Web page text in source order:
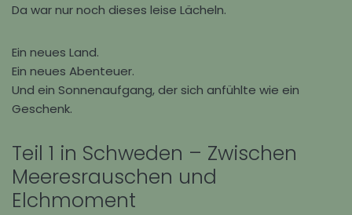
Da war nur noch dieses leise Lächeln.
Ein neues Land.
Ein neues Abenteuer.
Und ein Sonnenaufgang, der sich anfühlte wie ein
Geschenk.
Teil 1 in Schweden – Zwischen
Meeresrauschen und
Elchmoment